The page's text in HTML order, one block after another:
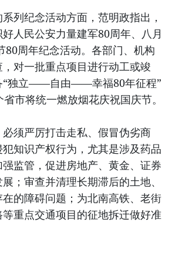
列纪念活动方面，范明政指出，
人民公安力量建军80周年、八月
80周年纪念活动。各部门、机构
对一批重点项目进行动工或竣
“独立——自由——幸福80年征程”
市将统一燃放烟花庆祝国庆节。
须严厉打击走私、假冒伪劣商
知识产权行为，尤其是涉及药品
监管，促进房地产、黄金、证券
；审查并清理长期滞后的土地、
的障碍问题；为北南高铁、老街
重点交通项目的征地拆迁做好准